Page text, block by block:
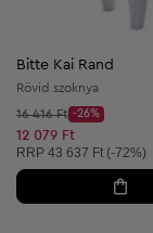
Bitte Kai Rand
Rövid szoknya
Kezdő ár:
16 416 Ft
Discount Price:
-26%
Csökkentett ár:
12 079 Ft
Ajánlott ár:
RRP 43 637 Ft (-72%)